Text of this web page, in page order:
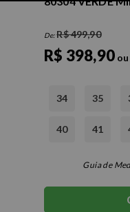
De:R$ 499,90
R$ 398,90 ou
34 35
40 41
Guia de